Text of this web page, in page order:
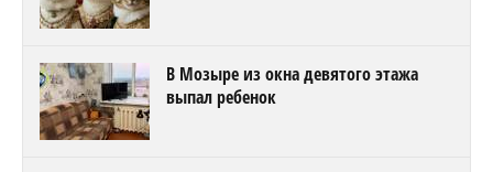
В Мозыре из окна девятого этажа
выпал ребенок